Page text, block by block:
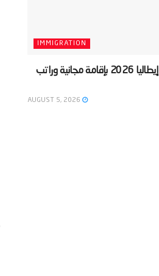
IMMIGRATION
‫برنامج تطوع ممول بالكامل في إيطاليا 2026 بإقامة مجانية وراتب